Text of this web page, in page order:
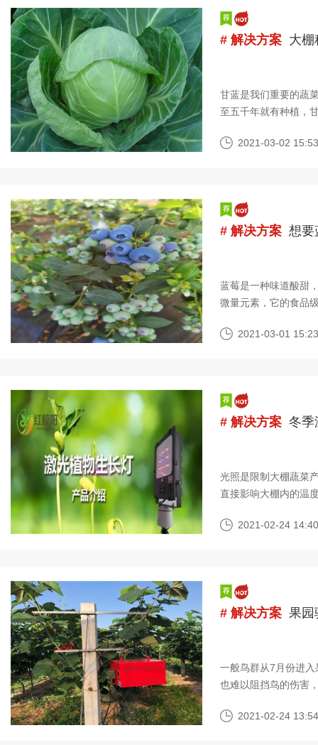
# 解决方案 大棚
甘蓝是我们重要的蔬
至五千年就有种植，
2021-03-02
# 解决方案 想要
蓝莓是一种味道酸甜
微量元素，它的食品
2021-03-01
# 解决方案 冬季
光照是限制大棚蔬菜
直接影响大棚内的温
2021-02-24
# 解决方案 果园
一般鸟群从7月份进
也难以阻挡鸟的伤害
2021-02-24